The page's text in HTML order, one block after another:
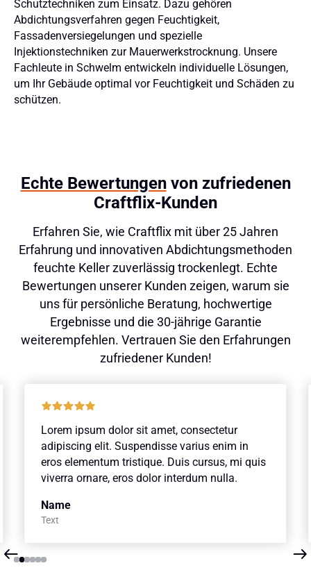
Schutztechniken zum Einsatz. Dazu gehören
Abdichtungsverfahren gegen Feuchtigkeit,
Fassadenversiegelungen und spezielle
Injektionstechniken zur Mauerwerkstrocknung. Unsere
Fachleute in Schwelm entwickeln individuelle Lösungen,
um Ihr Gebäude optimal vor Feuchtigkeit und Schäden zu
schützen.
Echte Bewertungenvon zufriedenen
Craftflix-Kunden
Erfahren Sie, wie Craftflix mit über 25 Jahren
Erfahrung und innovativen Abdichtungsmethoden
feuchte Keller zuverlässig trockenlegt. Echte
Bewertungen unserer Kunden zeigen, warum sie
uns für persönliche Beratung, hochwertige
Ergebnisse und die 30-jährige Garantie
weiterempfehlen. Vertrauen Sie den Erfahrungen
zufriedener Kunden!
Lorem ipsum dolor sit amet, consectetur
adipiscing elit. Suspendisse varius enim in
eros elementum tristique. Duis cursus, mi quis
viverra ornare, eros dolor interdum nulla.
Name
Text
Slide 2 of 6.